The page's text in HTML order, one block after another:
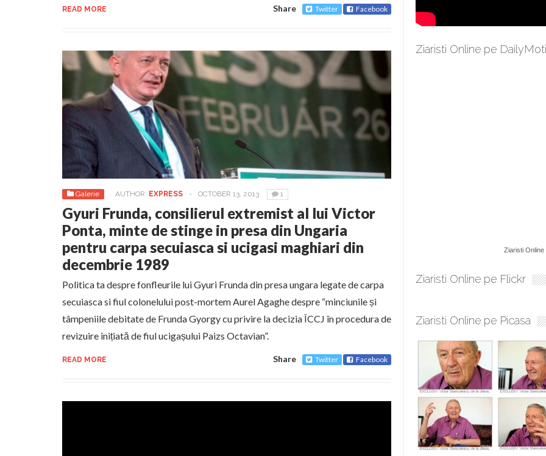
READ MORE Share Twitter Facebook
Galerie AUTHOR: EXPRESS - OCTOBER 13, 2013 1
Gyuri Frunda, consilierul extremist al lui Victor
Ponta, minte de stinge in presa din Ungaria
pentru carpa secuiasca si ucigasi maghiari din
decembrie 1989
Politica ta despre fonfleurile lui Gyuri Frunda din presa ungara legate de carpa
secuiasca si fiul colonelului post-mortem Aurel Agaghe despre “minciunile și
tâmpeniile debitate de Frunda Gyorgy cu privire la decizia ÎCCJ în procedura de
revizuire inițiată de fiul ucigașului Paizs Octavian”.
READ MORE Share Twitter Facebook
Ziaristi Online pe
Ziaristi Online
Ziaristi Online pe Flickr
Ziaristi Online pe Picasa